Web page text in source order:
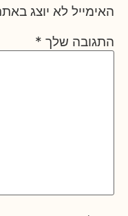
האימייל לא יוצג
התגובה שלך *